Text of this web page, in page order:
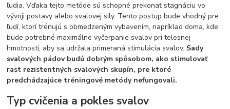
ľudia. Vďaka tejto metóde sú schopné prekonať stagnáciu vo
vývoji postavy alebo svalovej sily. Tento postup bude vhodný pre
ľudí, ktorí trénujú s obmedzeným vybavením, napríklad doma, kde
bude potrebné maximálne vyčerpanie svalov pri telesnej
hmotnosti, aby sa udržala primeraná stimulácia svalov. Sady
svalových pádov budú dobrým spôsobom, ako stimulovať
rast rezistentných svalových skupín, pre ktoré
predchádzajúce tréningové metódy nefungovali.
Typ cvičenia a pokles svalov